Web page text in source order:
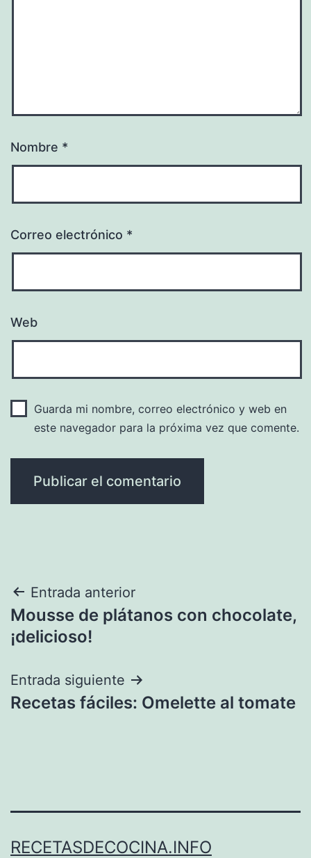
Nombre *
Correo electrónico *
Web
Guarda mi nombre, correo electrónico y web en
este navegador para la próxima vez que comente.
Navegación
de
Entrada anterior
Mousse de plátanos con chocolate,
¡delicioso!
Entrada siguiente
Recetas fáciles: Omelette al tomate
RECETASDECOCINA.INFO